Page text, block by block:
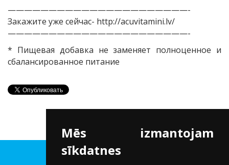
Mēs izmantojam
sīkdatnes
——————————————————————-
Закажите уже сейчас- http://acuvitamini.lv/
——————————————————————-
* Пищевая добавка не заменяет полноценное и
сбалансированное питание